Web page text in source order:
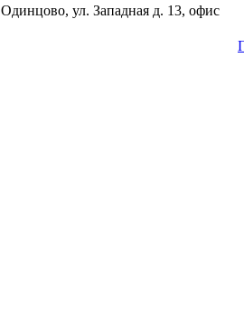
Одинцово, ул. Западная д. 13, офис